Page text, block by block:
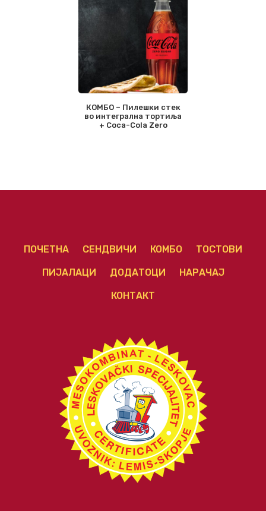
КОМБО – Пилешки стек
во интегрална тортиља
+ Coca-Cola Zero
ПОЧЕТНА СЕНДВИЧИ КОМБО ТОСТОВИ
ПИЈАЛАЦИ ДОДАТОЦИ НАРАЧАЈ
КОНТАКТ